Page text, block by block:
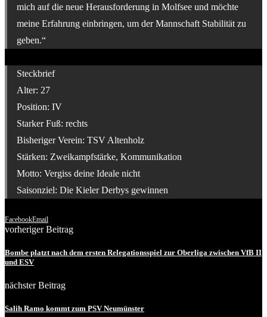
mich auf die neue Herausforderung in Molfsee und möchte
meine Erfahrung einbringen, um der Mannschaft Stabilität zu
geben.“
Steckbrief
Alter: 27
Position: IV
Starker Fuß: rechts
Bisheriger Verein: TSV Altenholz
Stärken: Zweikampfstärke, Kommunikation
Motto: Vergiss deine Ideale nicht
Saisonziel: Die Kieler Derbys gewinnen
FacebookEmail
vorheriger Beitrag
Bombe platzt nach dem ersten Relegationsspiel zur Oberliga zwischen VfB II
und ESV
nächster Beitrag
Salih Ramo kommt zum PSV Neumünster